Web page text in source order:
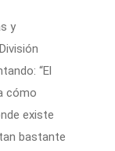
y
“El
cómo
existe
bastante